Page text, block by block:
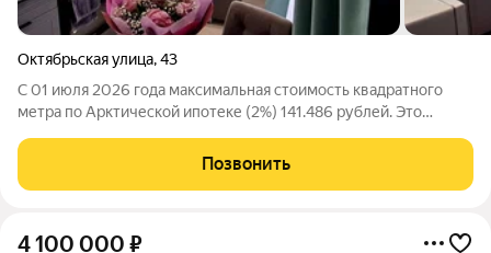
Октябрьская улица,43
С 01 июля 2026 года максимальная стоимость квадратного
метра по Арктической ипотеке (2%) 141.486 рублей. Это
Спешите пока цены вслед не выросли! Мы агентство Ваш дом!
Профессионально подбираем
Позвонить
4 100 000 ₽